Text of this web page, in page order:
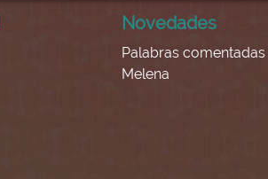
Novedades
Palabras comentadas
Melena